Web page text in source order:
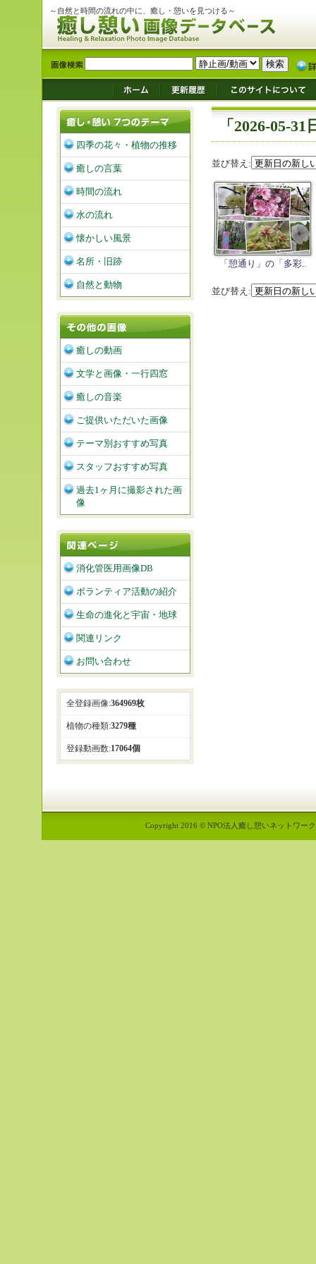
～自然と時間の流れの中に、癒し・憩いを見つける～
「2026-05-
並び替え:
「憩通り」の「多彩..
並び替え:
四季の花々・植物の推移
癒しの言葉
時間の流れ
水の流れ
懐かしい風景
名所・旧跡
自然と動物
癒しの動画
文学と画像・一行四窓
癒しの音楽
ご提供いただいた画像
テーマ別おすすめ写真
スタッフおすすめ写真
過去1ヶ月に撮影された画
像
消化管医用画像DB
ボランティア活動の紹介
生命の進化と宇宙・地球
関連リンク
お問い合わせ
全登録画像:364969枚
植物の種類:3279種
登録動画数:17064個
Copyright 2016 © NPO法人癒し憩いネットワー